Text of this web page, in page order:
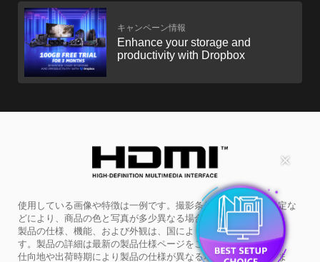
✕
キャンペーン情報
Enhance your storage and
productivity with Dropbox
使用している画像や特徴は一例です。撮影条件やモニターの設定な
どにより、商品の色と写真が多少異なる場合があります。
製品の仕様、機能、および外観は、国により異なる場合がありま
す。製品の詳細は最新の製品仕様ページをご参照ください。
仕向地や出荷時期により製品の仕様が異なる場合があります。ま